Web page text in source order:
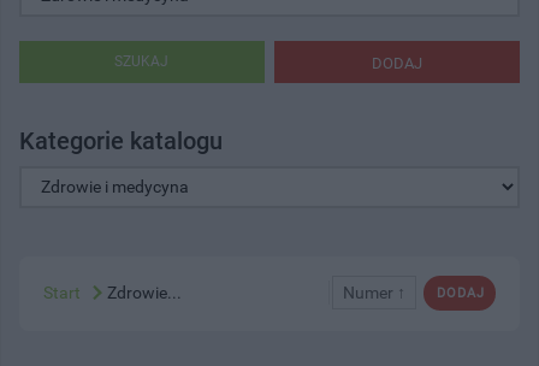
DODAJ
SZUKAJ
Kategorie katalogu
DODAJ
Numer ↑
Start Zdrowie...